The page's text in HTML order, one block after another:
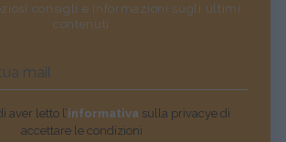
consigli e informazioni sugli ultimi
contenuti
aver letto l’informativa sulla privacye di
accettare le condizioni